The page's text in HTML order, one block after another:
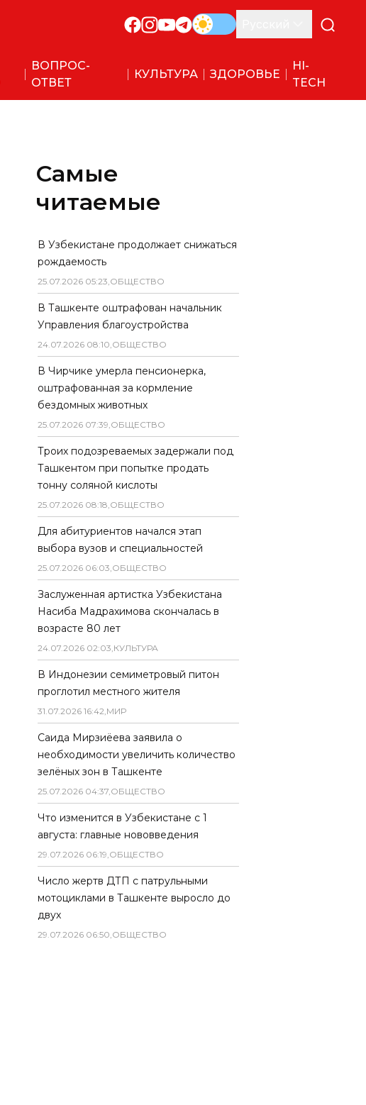
ВОПРОС-
ОТВЕТ
КУЛЬТУРА ЗДОРОВЬЕ
HI-
TECH
Самые
читаемые
В Узбекистане продолжает снижаться
рождаемость
25.07.2026 05:23,ОБЩЕСТВО
В Ташкенте оштрафован начальник
Управления благоустройства
24.07.2026 08:10,ОБЩЕСТВО
В Чирчике умерла пенсионерка,
оштрафованная за кормление
бездомных животных
25.07.2026 07:39,ОБЩЕСТВО
Троих подозреваемых задержали под
Ташкентом при попытке продать
тонну соляной кислоты
25.07.2026 08:18,ОБЩЕСТВО
Для абитуриентов начался этап
выбора вузов и специальностей
25.07.2026 06:03,ОБЩЕСТВО
Заслуженная артистка Узбекистана
Насиба Мадрахимова скончалась в
возрасте 80 лет
24.07.2026 02:03,КУЛЬТУРА
В Индонезии семиметровый питон
проглотил местного жителя
31.07.2026 16:42,МИР
Саида Мирзиёева заявила о
необходимости увеличить количество
зелёных зон в Ташкенте
25.07.2026 04:37,ОБЩЕСТВО
Что изменится в Узбекистане с 1
августа: главные нововведения
29.07.2026 06:19,ОБЩЕСТВО
Число жертв ДТП с патрульными
мотоциклами в Ташкенте выросло до
двух
29.07.2026 06:50,ОБЩЕСТВО